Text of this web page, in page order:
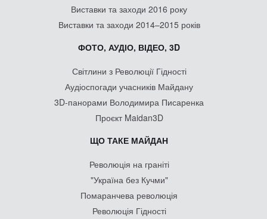
Виставки та заходи 2016 року
Виставки та заходи 2014–2015 років
ФОТО, АУДІО, ВІДЕО, 3D
Світлини з Революції Гідності
Аудіоспогади учасників Майдану
3D-панорами Володимира Писаренка
Проєкт Maidan3D
ЩО ТАКЕ МАЙДАН
Революція на граніті
"Україна без Кучми"
Помаранчева революція
Революція Гідності